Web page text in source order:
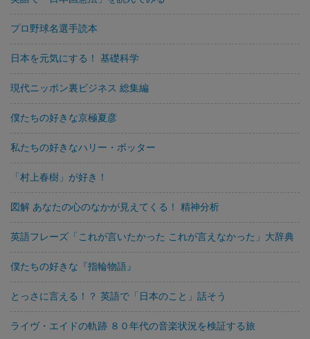
プロ野球名選手読本
日本を元気にする！ 基礎科学
現代ニッポン裏ビジネス 総集編
僕たちの好きな京極夏彦
私たちの好きなハリー・ポッター
「村上春樹」が好き！
図解 あなたの心のなかが見えてくる！ 精神分析
英語フレーズ「これが言いたかった これが言えなかった」大辞典
僕たちの好きな『指輪物語』
とっさに言える！？ 英語で「日本のこと」話そう
ライヴ・エイドの軌跡 ８０年代の音楽状況を検証する旅